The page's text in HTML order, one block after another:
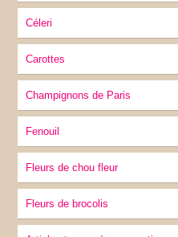
Céleri
carottes
Champignons de Paris
Fenouil
Fleurs de chou fleur
Fleurs de brocolis